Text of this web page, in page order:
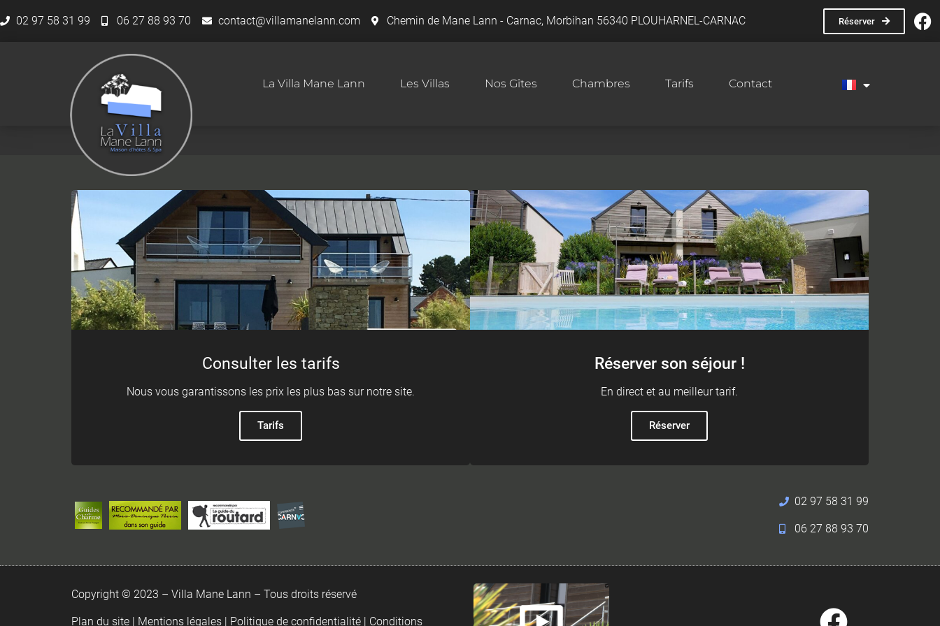
02 97 58 31 99 06 27 88 93 70 contact@villamanelann.com Chemin de Mane Lann - Carnac, Morbihan 56340 PLOUHARNEL-CARNAC Réserver
La Villa Mane Lann Les Villas Nos Gîtes Chambres Tarifs Contact
Les Villas
Consulter les tarifs
Nous vous garantissons les prix les plus bas sur notre site.
Tarifs
Réserver son séjour !
En direct et au meilleur tarif.
Réserver
02 97 58 31 99
06 27 88 93 70
Copyright © 2023 – Villa Mane Lann – Tous droits réservé
Plan du site | Mentions légales | Politique de confidentialité | Conditions